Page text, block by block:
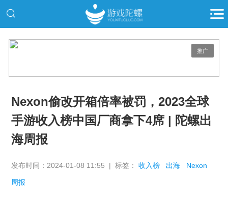
推广
Nexon偷改开箱倍率被罚，2023全球
手游收入榜中国厂商拿下4席 | 陀螺出
海周报
发布时间：2024-01-08 11:55 | 标签：收入榜 出海 Nexon
周报